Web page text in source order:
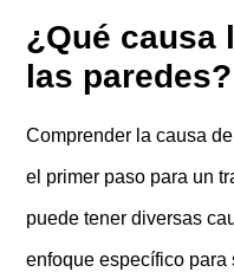
¿Qué causa
las paredes?
Comprender la causa
el primer paso para un
puede tener diversas
enfoque específico para